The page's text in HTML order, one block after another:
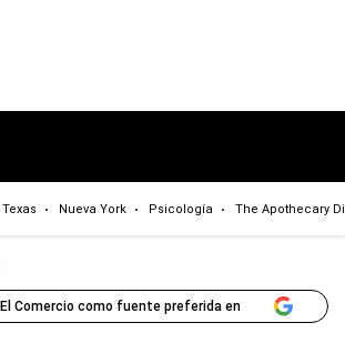
Texas Nueva York Psicología The Apothecary
Comercio como fuente preferida en